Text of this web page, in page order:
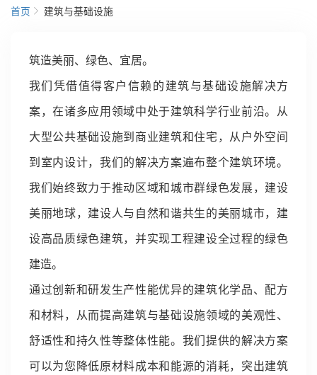
首页 建筑与基础设施
筑造美丽、绿色、宜居。
我们凭借值得客户信赖的建筑与基础设施解决方
案，在诸多应用领域中处于建筑科学行业前沿。从
大型公共基础设施到商业建筑和住宅，从户外空间
到室内设计，我们的解决方案遍布整个建筑环境。
我们始终致力于推动区域和城市群绿色发展，建设
美丽地球，建设人与自然和谐共生的美丽城市，建
设高品质绿色建筑，并实现工程建设全过程的绿色
建造。
通过创新和研发生产性能优异的建筑化学品、配方
和材料，从而提高建筑与基础设施领域的美观性、
舒适性和持久性等整体性能。我们提供的解决方案
可以为您降低原材料成本和能源的消耗，突出建筑